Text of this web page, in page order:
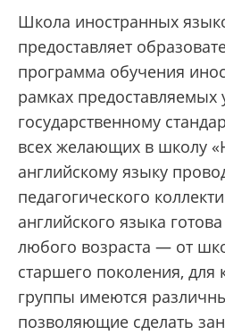
Школа иностранных
предоставляет
программа обучения
рамках предоставляемых
государственному
всех желающих в школу
английскому языку
педагогического
английского языка
любого возраста — от
старшего поколения, для
группы имеются
позволяющие сделать